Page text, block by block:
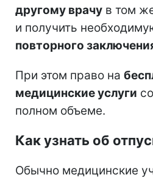
другому врачу в том
и получить
повторного
При этом право на
медицинские услуги
полном объеме.
Как узнать об
Обычно медицинские